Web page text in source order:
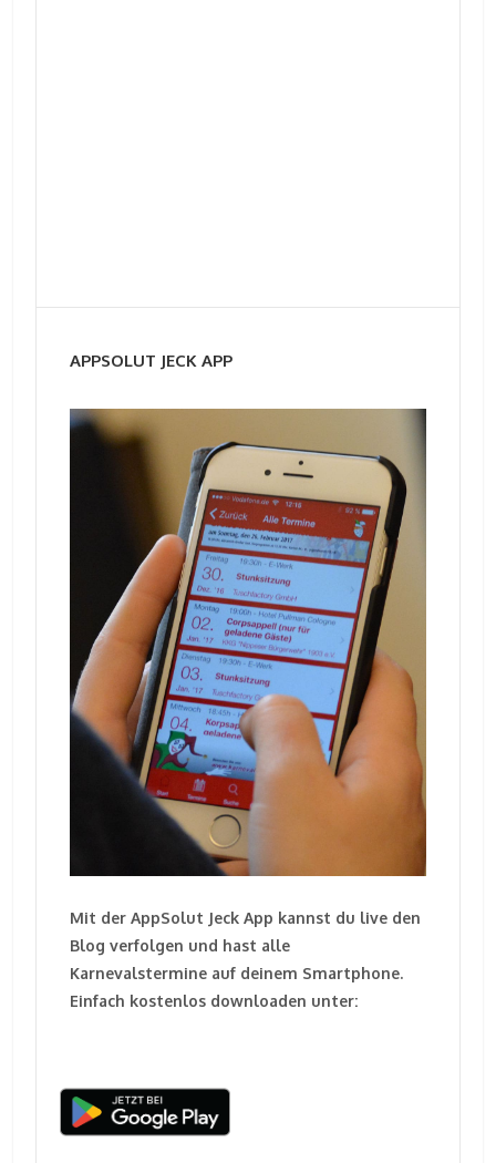
APPSOLUT JECK APP
Mit der AppSolut Jeck App kannst du live den
Blog verfolgen und hast alle
Karnevalstermine auf deinem Smartphone.
Einfach kostenlos downloaden unter: